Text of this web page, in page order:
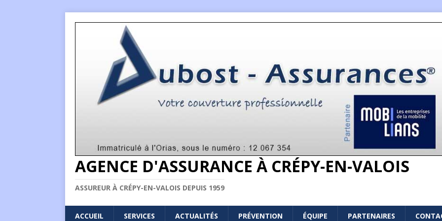
AGENCE D'ASSURANCE À CRÉPY-EN-VALOIS
ASSUREUR À CRÉPY-EN-VALOIS DEPUIS 1959
ACCUEIL SERVICES ACTUALITÉS PRÉVENTION ÉQUIPE PARTENAIRES